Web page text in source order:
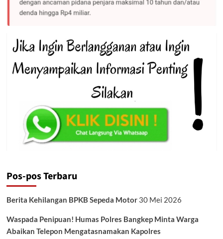
Rutilahu
dari
Ini
Pos-pos Terbaru
Berita Kehilangan BPKB Sepeda Motor 30 Mei 2026
Waspada Penipuan! Humas Polres Bangkep Minta Warga
Abaikan Telepon Mengatasnamakan Kapolres